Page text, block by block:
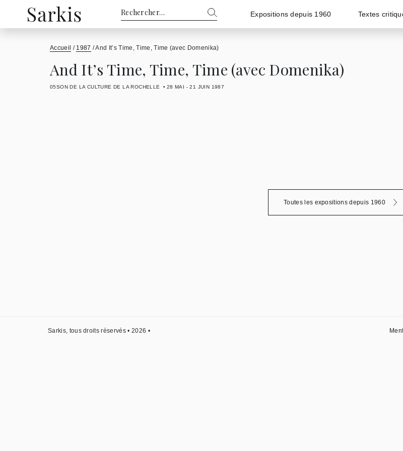
Rechercher : Expositions depuis 1960 Textes
Accueil / 1987 /And It’s Time, Time, Time (avec Domenika)
And It’s Time, Time, Time (avec Domenika)
05SON DE LA CULTURE DE LA ROCHELLE 28 MAI - 21 JUIN 1987
Toutes les expositions depuis 1960
Sarkis, tous droits réservés • 2026 •